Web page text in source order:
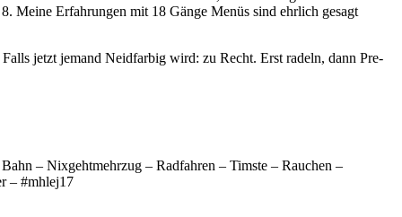
Meine Erfahrungen mit 18 Gänge Menüs sind ehrlich gesagt
jetzt jemand Neidfarbig wird: zu Recht. Erst radeln, dann Pre-
– Nixgehtmehrzug – Radfahren – Timste – Rauchen –
– #mhlej17